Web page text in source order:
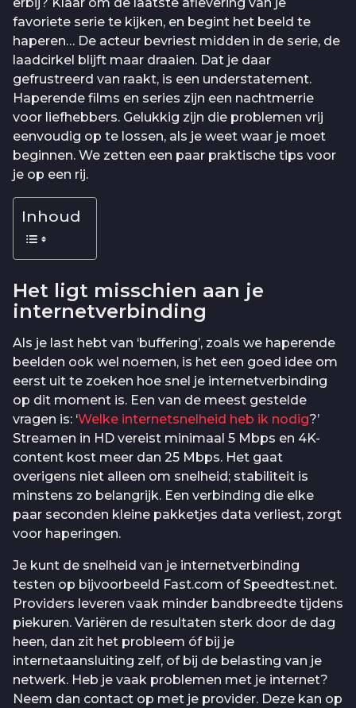
favoriete serie te kijken, en begint het beeld te
haperen… De acteur bevriest midden in de serie, de
laadcirkel blijft maar draaien. Dat je daar
gefrustreerd van raakt, is een understatement.
Haperende films en series zijn een nachtmerrie
voor liefhebbers. Gelukkig zijn die problemen vrij
eenvoudig op te lossen, als je weet waar je moet
beginnen. We zetten een paar praktische tips voor
je op een rij.
Inhoud
Het ligt misschien aan je
internetverbinding
Als je last hebt van ‘buffering’, zoals we haperende
beelden ook wel noemen, is het een goed idee om
eerst uit te zoeken hoe snel je internetverbinding
op dit moment is. Een van de meest gestelde
vragen is: ‘Welke internetsnelheid heb ik nodig?’
Streamen in HD vereist minimaal 5 Mbps en 4K-
content kost meer dan 25 Mbps. Het gaat
overigens niet alleen om snelheid; stabiliteit is
minstens zo belangrijk. Een verbinding die elke
paar seconden kleine pakketjes data verliest, zorgt
voor haperingen.
Je kunt de snelheid van je internetverbinding
testen op bijvoorbeeld Fast.com of Speedtest.net.
Providers leveren vaak minder bandbreedte tijdens
piekuren. Variëren de resultaten sterk door de dag
heen, dan zit het probleem óf bij je
internetaansluiting zelf, of bij de belasting van je
netwerk. Heb je vaak problemen met je internet?
Neem dan contact op met je provider. Deze kan op